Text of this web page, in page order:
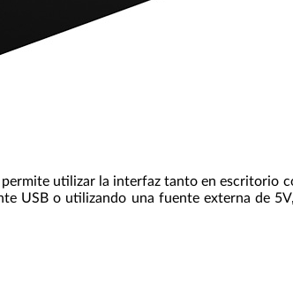
utilizar la interfaz tanto en escritorio
USB o utilizando una fuente externa de